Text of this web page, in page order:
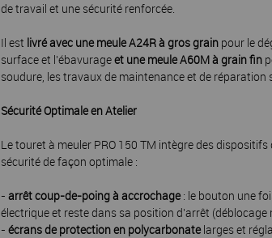
de travail et une sécurité renforcée.
Il est livré avec une meule A24R à gros grain pour le
surface et l'ébavurageet une meule A60M à grain fin
soudure, les travaux de maintenance et de réparation
Sécurité Optimale en Atelier
Le touret à meuler PRO 150 TM intègre des
sécurité de façon optimale :
- arrêt coup-de-poing à accrochage: le bouton une
électrique et reste dans sa position d'arrêt (déblocage
- écrans de protection en polycarbonatelarges et